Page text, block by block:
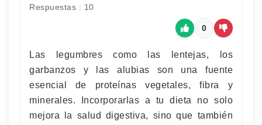
Respuestas : 10
0
Las legumbres como las lentejas, los
garbanzos y las alubias son una fuente
esencial de proteínas vegetales, fibra y
minerales. Incorporarlas a tu dieta no solo
mejora la salud digestiva, sino que también